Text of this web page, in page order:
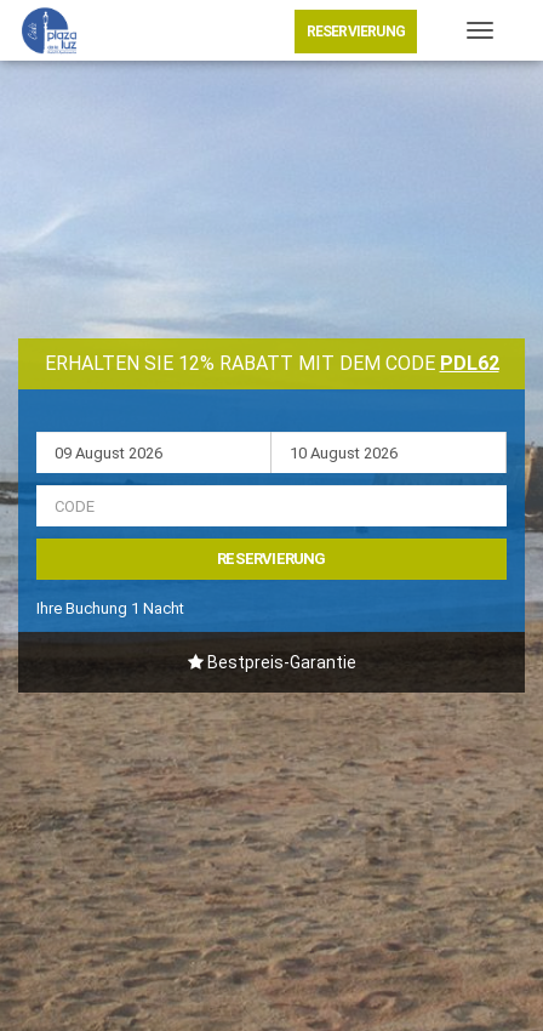
Toggle
RESERVIERUNG
ERHALTEN SIE 12% RABATT MIT DEM CODE PDL62
RESERVIERUNG
Ihre Buchung 1 Nacht
Bestpreis-Garantie